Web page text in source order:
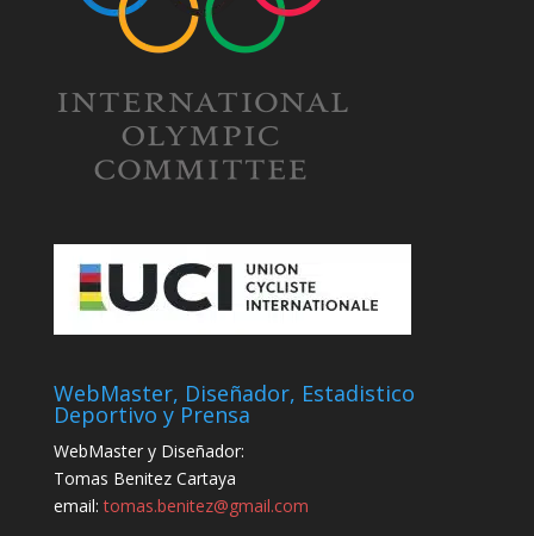
WebMaster, Diseñador, Estadistico
Deportivo y Prensa
WebMaster y Diseñador:
Tomas Benitez Cartaya
email:tomas.benitez@gmail.com